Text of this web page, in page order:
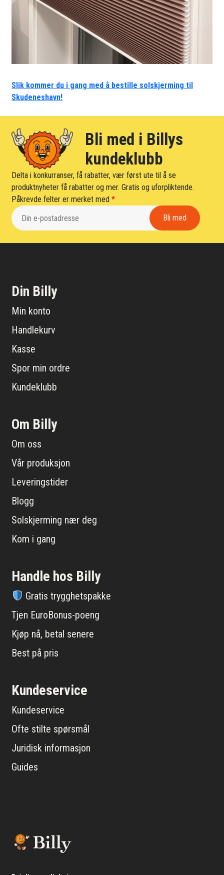
Slik kommer du i gang med å bestille solskjerming til
Skudeneshavn!
Bli med i Billys
kundeklubb
Delta i konkurranser, få rabatter, vær først ute til å se
produktnyheter få rabatter og mer. Gratis og uforpliktende.
Påkrevde felter er merket med*
Din Billy
Min konto
Handlekurv
Kasse
Spor min ordre
Kundeklubb
Om Billy
Om oss
Vår produksjon
Leveringstider
Blogg
Solskjerming nær deg
Kom i gang
Handle hos Billy
Gratis trygghetspakke
Tjen EuroBonus-poeng
Kjøp nå, betal senere
Best på pris
Kundeservice
Kundeservice
Ofte stilte spørsmål
Juridisk informasjon
Guides